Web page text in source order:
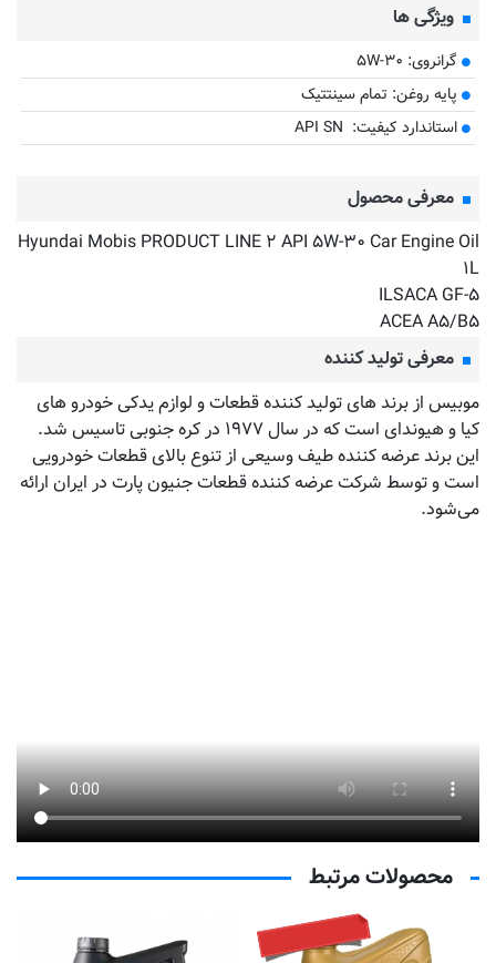
ویژگی ها
گرانروی: ۵W-۳۰
پایه روغن: تمام سینتتیک
استاندارد کیفیت: API SN
معرفی محصول
Hyundai Mobis PRODUCT LINE ۲ API ۵W-۳۰ Car Engine Oil
۱L
ILSACA GF-۵
ACEA A۵/B۵
معرفی تولید کننده
موبیس از برند های تولید کننده قطعات و لوازم یدکی خودرو های
کیا و هیوندای است که در سال ۱۹۷۷ در کره جنوبی تاسیس شد.
این برند عرضه کننده طیف وسیعی از تنوع بالای قطعات خودرویی
است و توسط شرکت عرضه کننده قطعات جنیون پارت در ایران ارائه
می‌شود.
محصولات مرتبط
تماس بگیرید